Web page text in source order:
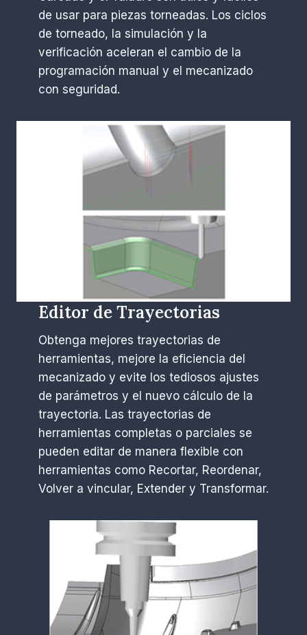
de usar para piezas torneadas. Los ciclos
de torneado, la simulación y la
verificación aceleran el cambio de la
programación manual y el mecanizado
con seguridad.
Editor de Trayectorias
Obtenga mejores trayectorias de
herramientas, mejore la eficiencia del
mecanizado y evite los tediosos ajustes
de parámetros y el nuevo cálculo de la
trayectoria. Las trayectorias de
herramientas completas o parciales se
pueden editar de manera flexible con
herramientas como Recortar, Reordenar,
Volver a vincular, Extender y Transformar.